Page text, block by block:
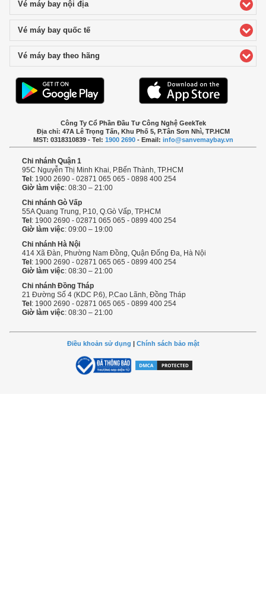
Vé máy bay nội địaclick to expand contents
Vé máy bay quốc tếclick to expand contents
Vé máy bay theo hãng
Công Ty Cổ Phần Đầu Tư Công Nghệ GeekTek
Địa chỉ: 47A Lê Trọng Tấn, Khu Phố 5, P.Tân Sơn Nhì, TP.HCM
MST: 0318310839 - Tel: 1900 2690- Email: info@sanvemaybay.vn
Chi nhánh Quận 1
95C Nguyễn Thị Minh Khai, P.Bến Thành, TP.HCM
Tel: 1900 2690 - 02871 065 065 - 0898 400 254
Giờ làm việc: 08:30 – 21:00
Chi nhánh Gò Vấp
55A Quang Trung, P.10, Q.Gò Vấp, TP.HCM
Tel: 1900 2690 - 02871 065 065 - 0899 400 254
Giờ làm việc: 09:00 – 19:00
Chi nhánh Hà Nội
414 Xã Đàn, Phường Nam Đồng, Quận Đống Đa, Hà Nội
Tel: 1900 2690 - 02871 065 065 - 0899 400 254
Giờ làm việc: 08:30 – 21:00
Chi nhánh Đồng Tháp
21 Đường Số 4 (KDC P.6), P.Cao Lãnh, Đồng Tháp
Tel: 1900 2690 - 02871 065 065 - 0899 400 254
Giờ làm việc: 08:30 – 21:00
Điều khoản sử dụng | Chính sách bảo mật